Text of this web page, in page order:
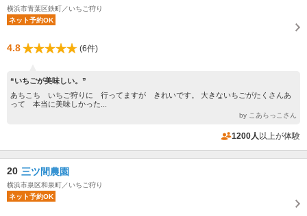
横浜市青葉区鉄町／いちご狩り
ネット予約OK
4.8 (6件)
“いちごが美味しい。”
あちこち いちご狩りに 行ってますが きれいです。 大きないちごがたくさんあ
って 本当に美味しかった...
by こあらっこさん
1200人 以上が体験
20 三ツ間農園
横浜市泉区和泉町／いちご狩り
ネット予約OK